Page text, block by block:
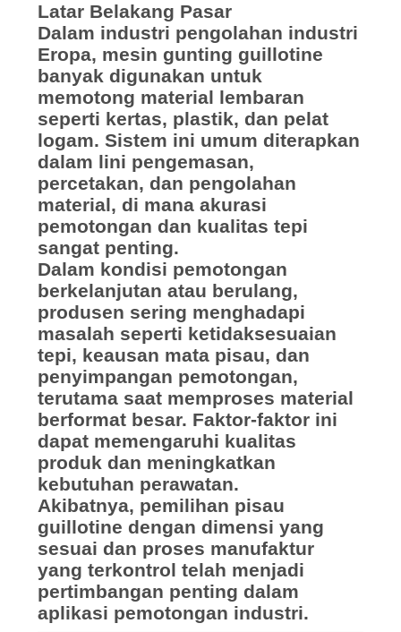
SITEMAP
KEBIJAKAN
PRIVASI
Latar Belakang Pasar
Dalam industri pengolahan industri
Eropa, mesin gunting guillotine
banyak digunakan untuk
memotong material lembaran
seperti kertas, plastik, dan pelat
logam. Sistem ini umum diterapkan
dalam lini pengemasan,
percetakan, dan pengolahan
material, di mana akurasi
pemotongan dan kualitas tepi
sangat penting.
Dalam kondisi pemotongan
berkelanjutan atau berulang,
produsen sering menghadapi
masalah seperti ketidaksesuaian
tepi, keausan mata pisau, dan
penyimpangan pemotongan,
terutama saat memproses material
berformat besar. Faktor-faktor ini
dapat memengaruhi kualitas
produk dan meningkatkan
kebutuhan perawatan.
Akibatnya, pemilihan pisau
guillotine dengan dimensi yang
sesuai dan proses manufaktur
yang terkontrol telah menjadi
pertimbangan penting dalam
aplikasi pemotongan industri.